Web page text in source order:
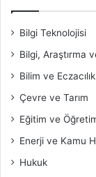
Bilgi Teknolojisi
Bilgi, Araştırma
Bilim ve Eczacılık
Çevre ve Tarım
Eğitim ve
Enerji ve Kamu
Hukuk